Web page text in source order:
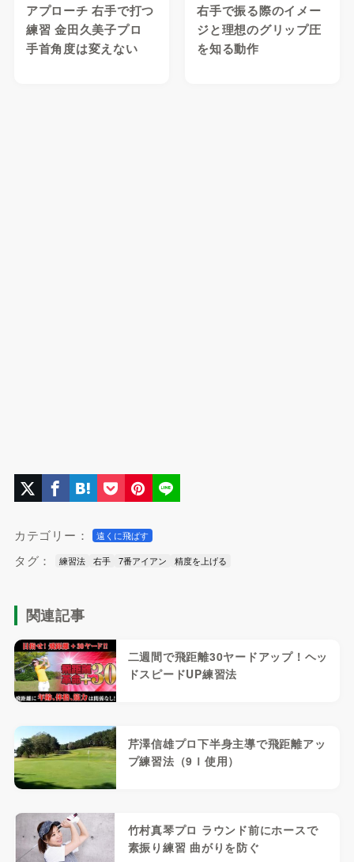
アプローチ 右手で打つ
練習 金田久美子プロ
手首角度は変えない
右手で振る際のイメー
ジと理想のグリップ圧
を知る動作
カテゴリー： 遠くに飛ばす
タグ： 練習法 右手 7番アイアン 精度を上げる
関連記事
二週間で飛距離30ヤードアップ！ヘッ
ドスピードUP練習法
芹澤信雄プロ下半身主導で飛距離アッ
プ練習法（9Ｉ使用）
竹村真琴プロ ラウンド前にホースで
素振り練習 曲がりを防ぐ